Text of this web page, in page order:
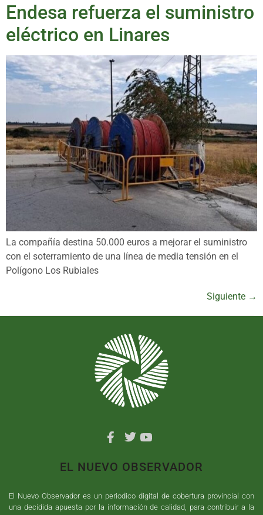
Endesa refuerza el suministro
eléctrico en Linares
La compañía destina 50.000 euros a mejorar el suministro
con el soterramiento de una línea de media tensión en el
Polígono Los Rubiales
Siguiente →
EL NUEVO OBSERVADOR
El Nuevo Observador es un periodico digital de cobertura provincial con
una decidida apuesta por la información de calidad, para contribuir a la